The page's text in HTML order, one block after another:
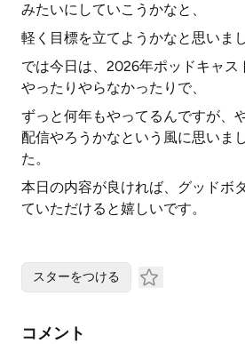
みたいにしていこうかなと、
軽く目標を立てようかなと思いまし
では今日は、2026年ポッドキャス
やったりやらなかったりで、
ずっと何年もやってるんですが、
配信やろうかなという風に思いま
た。
本日の内容が良ければ、グッドボ
ていただけると嬉しいです。
スターをつける
コメント